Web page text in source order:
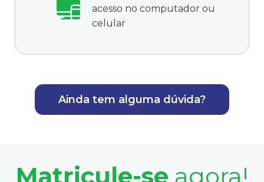
acesso no computador ou
celular
Ainda tem alguma dúvida?
Matricule-se agora!